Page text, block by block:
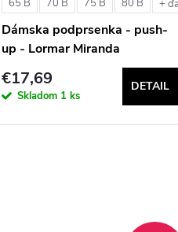
65 B 70 B 75 B 80 B +
Dámska podprsenka - push-
up - Lormar Miranda
€17,69
Skladom 1 ks
DETAIL